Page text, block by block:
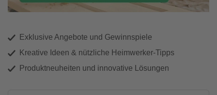
Exklusive Angebote und Gewinnspiele
Kreative Ideen & nützliche Heimwerker-Tipps
Produktneuheiten und innovative Lösungen